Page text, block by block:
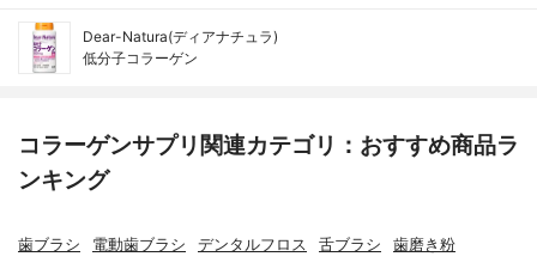
Dear-Natura(ディアナチュラ)
低分子コラーゲン
コラーゲンサプリ関連カテゴリ：おすすめ商品ラ
ンキング
歯ブラシ 電動歯ブラシ デンタルフロス 舌ブラシ 歯磨き粉